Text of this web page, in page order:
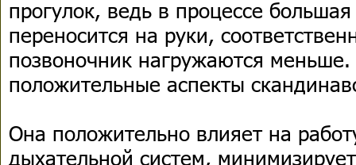
прогулок, ведь в процессе большая
переносится на руки,
позвоночник нагружаются
положительные аспекты
Она положительно влияет на
дыхательной систем,